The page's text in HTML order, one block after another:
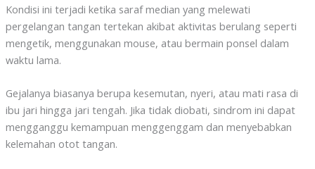
Kondisi ini terjadi ketika saraf median yang melewati
pergelangan tangan tertekan akibat aktivitas berulang seperti
mengetik, menggunakan mouse, atau bermain ponsel dalam
waktu lama.
Gejalanya biasanya berupa kesemutan, nyeri, atau mati rasa di
ibu jari hingga jari tengah. Jika tidak diobati, sindrom ini dapat
mengganggu kemampuan menggenggam dan menyebabkan
kelemahan otot tangan.